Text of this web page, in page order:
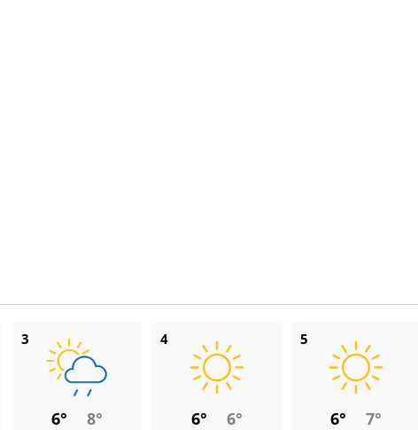
3
6° 8°
4
6° 6°
5
6° 7°